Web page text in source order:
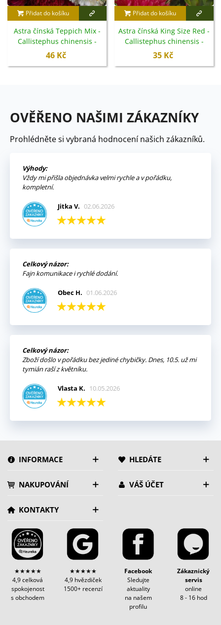
Přidat do košíku
Astra čínská Teppich Mix -
Callistephus chinensis -
semena - 50 ks
46 Kč
Přidat do košíku
Astra čínská King Size Red -
Callistephus chinensis -
semena - 50 ks
35 Kč
OVĚŘENO NAŠIMI ZÁKAZNÍKY
Prohlédněte si vybraná hodnocení našich zákazníků.
Výhody:
Vždy mi přišla objednávka velmi rychle a v pořádku,
kompletní.
Jitka V. 02.06.2026
Celkový názor:
Fajn komunikace i rychlé dodání.
Obec H. 01.06.2026
Celkový názor:
Zboží došlo v pořádku bez jediné chybičky. Dnes, 10.5. už mi
tymián raší z květníku.
Vlasta K. 10.05.2026
INFORMACE HLEDÁTE
NAKUPOVÁNÍ VÁŠ ÚČET
KONTAKTY
★★★★★
4,9 celková
spokojenost
s obchodem
★★★★★
4,9 hvězdiček
1500+ recenzí
Facebook
Sledujte
aktuality
na našem
profilu
Zákaznický
servis
online
8 - 16 hod